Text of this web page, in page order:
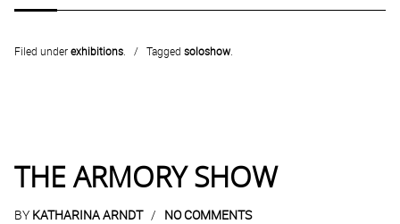
Filed underexhibitions Taggedsoloshow
THE ARMORY SHOW
BY KATHARINA ARNDT NO COMMENTS